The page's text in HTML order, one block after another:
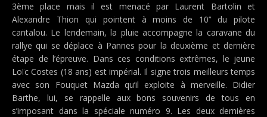
3ème place mais il est menacé par Laurent Bartolin et
Alexandre Thion qui pointent à moins de 10’’ du pilote
cantalou. Le lendemain, la pluie accompagne la caravane du
rallye qui se déplace à Pannes pour la deuxième et dernière
étape de l’épreuve. Dans ces conditions extrêmes, le jeune
Loïc Costes (18 ans) est impérial. Il signe trois meilleurs temps
avec son Fouquet Mazda qu’il exploite à merveille. Didier
Barthe, lui, se rappelle aux bons souvenirs de tous en
s’imposant dans la spéciale numéro 9. Les deux dernières